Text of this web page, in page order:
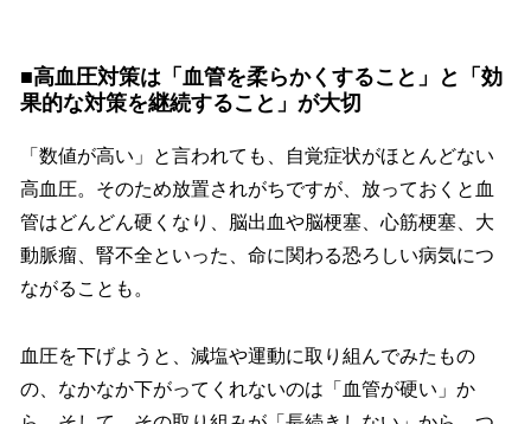
■高血圧対策は「血管を柔らかくすること」と「効
果的な対策を継続すること」が大切
「数値が高い」と言われても、自覚症状がほとんどない
高血圧。そのため放置されがちですが、放っておくと血
管はどんどん硬くなり、脳出血や脳梗塞、心筋梗塞、大
動脈瘤、腎不全といった、命に関わる恐ろしい病気につ
ながることも。
血圧を下げようと、減塩や運動に取り組んでみたもの
の、なかなか下がってくれないのは「血管が硬い」か